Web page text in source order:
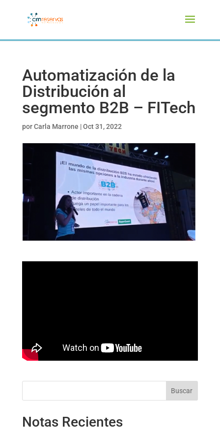
Automatización de la
Distribución al
segmento B2B – FITech
porCarla Marrone |Oct 31, 2022
Buscar
Notas Recientes